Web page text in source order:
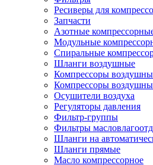
Ресиверы для
Запчасти
Азотные
Модульные
Спиральные
Шланги воздушные
Компрессоры
Компрессоры
Осушители воздуха
Регуляторы давления
Фильтр-группы
Фильтры
Шланги на
Шланги прямые
Масло компрессорное